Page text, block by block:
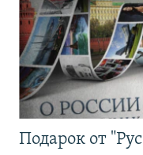
Подарок от